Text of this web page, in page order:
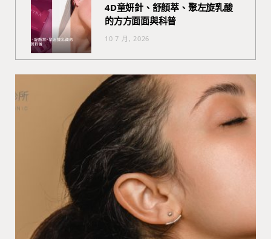
4D童妍針、舒顏萃、聚左旋乳酸
的方方面面與科普
10 7 月, 2026